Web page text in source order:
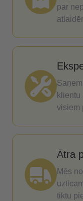
par
visiem
Ātra
Mēs
tiktu